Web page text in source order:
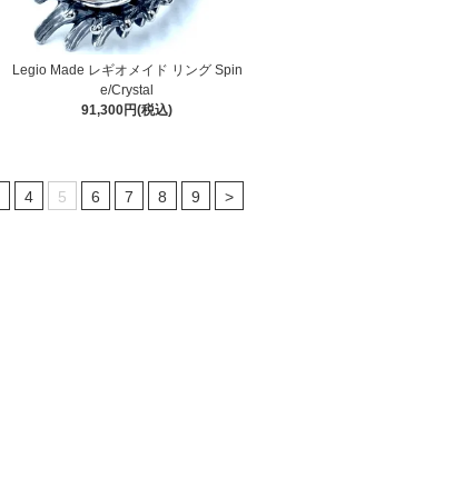
Legio Made レギオメイド リング Spin
e/Crystal
91,300円(税込)
4 5 6 7 8 9 >